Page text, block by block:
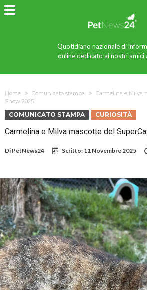
Quotidiano nazionale di
online dedicato ai nostri amici
Home Comunicato stampa
Carmelina e Milva
Show 2025.
COMUNICATO STAMPA CURIOSITÀ
Carmelina e Milva mascotte del
Di PetNews24 Scritto: 11 Novembre 2025